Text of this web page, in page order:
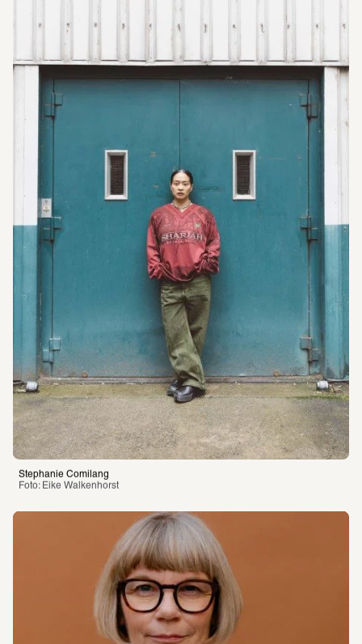
Stephanie Comilang
Foto: Eike Walkenhorst